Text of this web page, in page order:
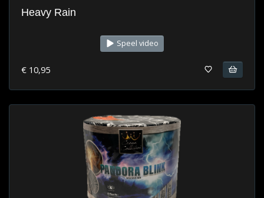
Heavy Rain
Speel video
€ 10,95